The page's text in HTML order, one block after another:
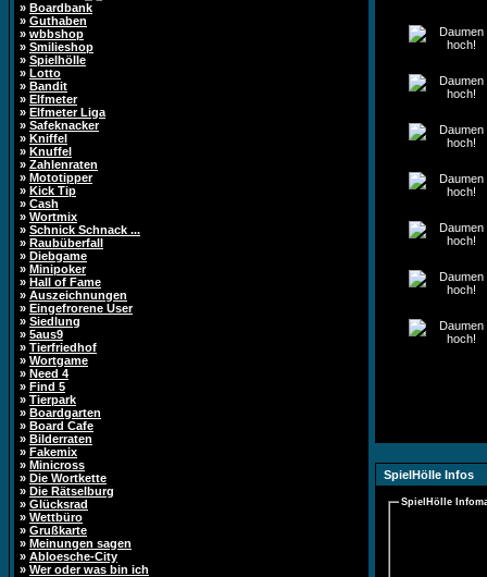
» Boardbank
» Guthaben
» wbbshop
» Smilieshop
» Spielhölle
» Lotto
» Bandit
» Elfmeter
» Elfmeter Liga
» Safeknacker
» Kniffel
» Knuffel
» Zahlenraten
» Mototipper
» Kick Tip
» Cash
» Wortmix
» Schnick Schnack ...
» Raubüberfall
» Diebgame
» Minipoker
» Hall of Fame
» Auszeichnungen
» Eingefrorene User
» Siedlung
» 5aus9
» Tierfriedhof
» Wortgame
» Need 4
» Find 5
» Tierpark
» Boardgarten
» Board Cafe
» Bilderraten
» Fakemix
» Minicross
» Die Wortkette
» Die Rätselburg
» Glücksrad
» Wettbüro
» Grußkarte
» Meinungen sagen
» Abloesche-City
» Wer oder was bin ich
SpielHölle Infos
SpielHölle